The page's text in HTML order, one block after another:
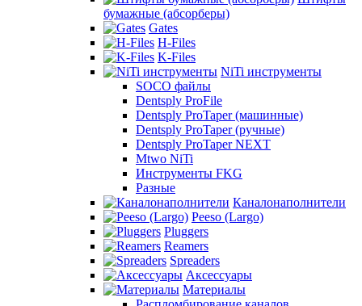
бумажные (абсорберы)
Gates
H-Files
K-Files
NiTi инструменты
SOCO файлы
Dentsply ProFile
Dentsply ProTaper (машинные)
Dentsply ProTaper (ручные)
Dentsply ProTaper NEXT
Mtwo NiTi
Инструменты FKG
Разные
Каналонаполнители
Peeso (Largo)
Pluggers
Reamers
Spreaders
Аксессуары
Материалы